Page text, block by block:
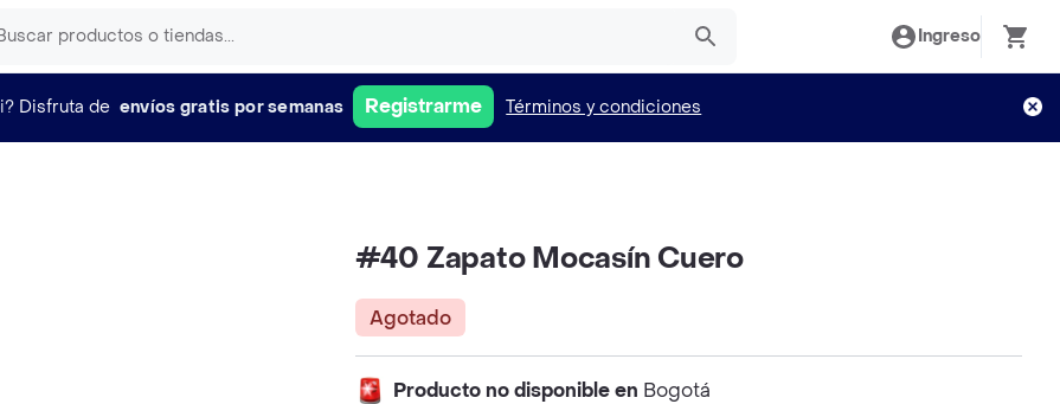
Ingreso
Disfruta de envíos gratis por semanas Registrarme Términos y condiciones
#40 Zapato Mocasín Cuero
Agotado
Producto no disponible en Bogotá